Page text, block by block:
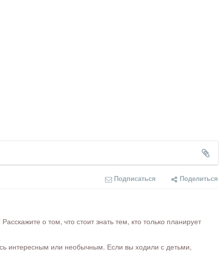
Подписаться Поделиться
о том, что стоит знать тем, кто только планирует
интересным или необычным. Если вы ходили с детьми,